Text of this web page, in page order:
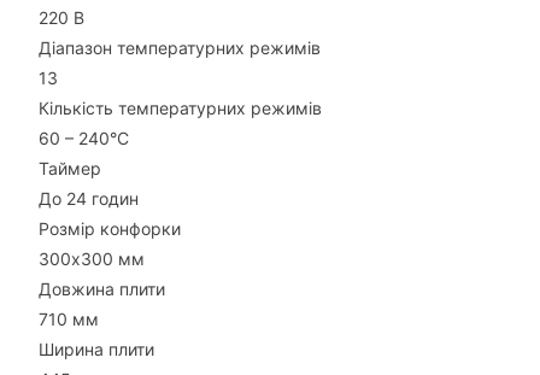
220 В
Діапазон температурних режимів
13
Кількість температурних режимів
60 – 240°С
Таймер
До 24 годин
Розмір конфорки
300х300 мм
Довжина плити
710 мм
Ширина плити